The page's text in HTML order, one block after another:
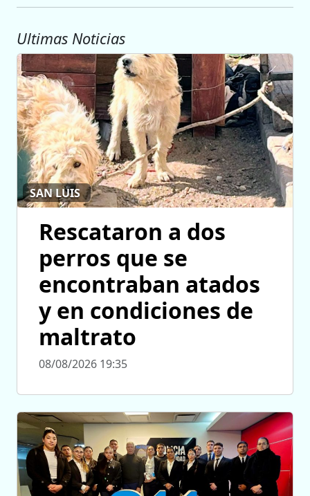
Ultimas Noticias
SAN LUIS
Rescataron a dos
perros que se
encontraban atados
y en condiciones de
maltrato
08/08/2026 19:35